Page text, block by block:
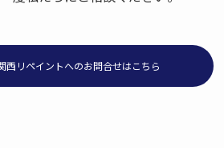
西リペイントへのお問合せはこちら